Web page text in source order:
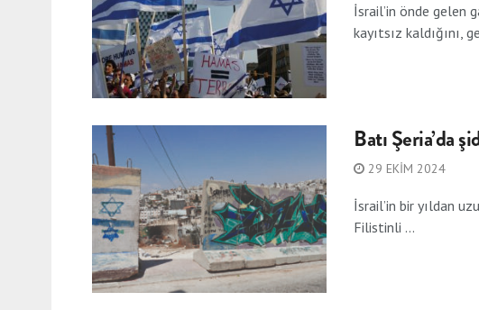
İsrail’in önde gelen
kayıtsız kaldığını,
Batı Şeria’da
29 EKIM 2024
İsrail’in bir yıldan
Filistinli ...